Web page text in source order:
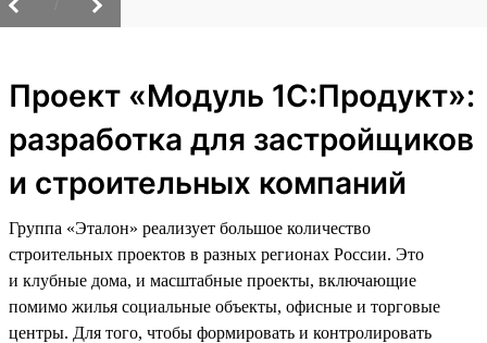
Проект «Модуль 1С:Продукт»:
разработка для застройщиков
и строительных компаний
Группа «Эталон» реализует большое количество
строительных проектов в разных регионах России. Это
и клубные дома, и масштабные проекты, включающие
помимо жилья социальные объекты, офисные и торговые
центры. Для того, чтобы формировать и контролировать